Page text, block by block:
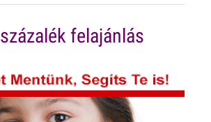
felajánlás